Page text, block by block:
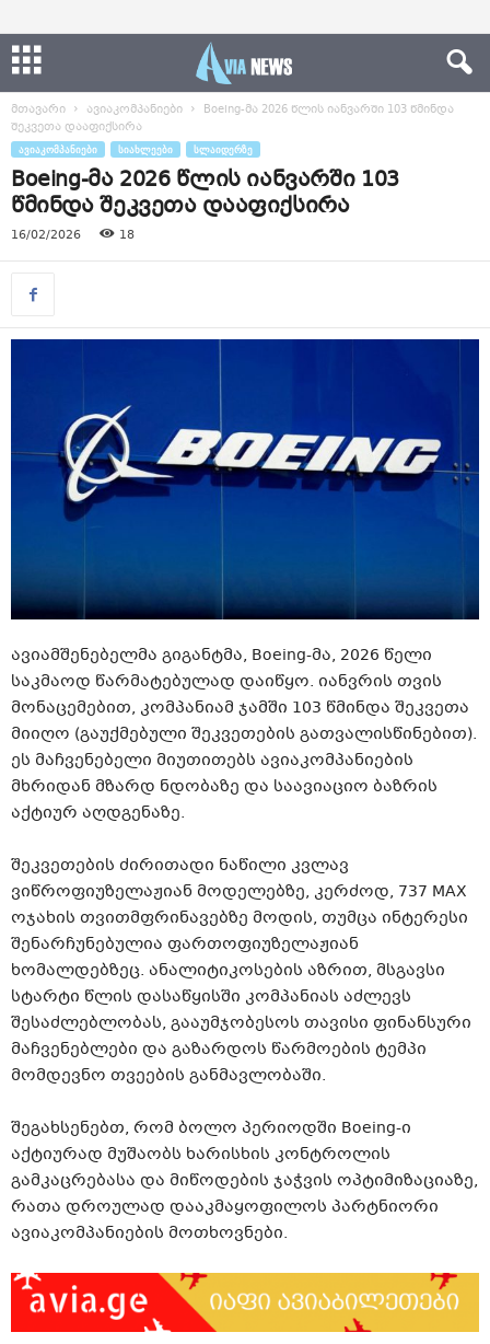
მთავარი ავიაკომპანიები
Boeing-მა 2026 წლის იანვარში 103 წმინდა
შეკვეთა დააფიქსირა
ᲐᲕᲘᲐᲙᲝᲛᲞᲐᲜᲘᲔᲑᲘ ᲡᲘᲐᲮᲚᲔᲔᲑᲘ ᲡᲚᲐᲘᲓᲔᲠᲖᲔ
Boeing-მა 2026 წლის იანვარში 103
წმინდა შეკვეთა დააფიქსირა
16/02/2026 18
ავიამშენებელმა გიგანტმა, Boeing-მა, 2026 წელი
საკმაოდ წარმატებულად დაიწყო. იანვრის თვის
მონაცემებით, კომპანიამ ჯამში 103 წმინდა შეკვეთა
მიიღო (გაუქმებული შეკვეთების გათვალისწინებით).
ეს მაჩვენებელი მიუთითებს ავიაკომპანიების
მხრიდან მზარდ ნდობაზე და საავიაციო ბაზრის
აქტიურ აღდგენაზე.
შეკვეთების ძირითადი ნაწილი კვლავ
ვიწროფიუზელაჟიან მოდელებზე, კერძოდ, 737 MAX
ოჯახის თვითმფრინავებზე მოდის, თუმცა ინტერესი
შენარჩუნებულია ფართოფიუზელაჟიან
ხომალდებზეც. ანალიტიკოსების აზრით, მსგავსი
სტარტი წლის დასაწყისში კომპანიას აძლევს
შესაძლებლობას, გააუმჯობესოს თავისი ფინანსური
მაჩვენებლები და გაზარდოს წარმოების ტემპი
მომდევნო თვეების განმავლობაში.
შეგახსენებთ, რომ ბოლო პერიოდში Boeing-ი
აქტიურად მუშაობს ხარისხის კონტროლის
გამკაცრებასა და მიწოდების ჯაჭვის ოპტიმიზაციაზე,
რათა დროულად დააკმაყოფილოს პარტნიორი
ავიაკომპანიების მოთხოვნები.